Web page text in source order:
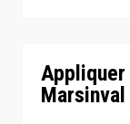
Appliquer
Marsinval